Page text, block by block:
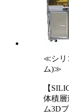
≪シリ
ム)≫
【
体積層
ム3D